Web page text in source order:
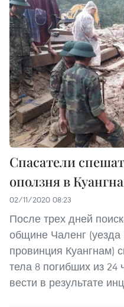
Спасатели
оползня в
02/11/2020 08:23
После трех дней
общине Чаленг
провинция Куангнам)
тела 8 погибших из 24
вести в результате